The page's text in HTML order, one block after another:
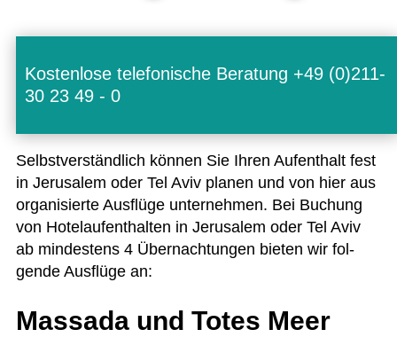
Kostenlose telefonische Beratung +49 (0)211-
30 23 49 - 0
Selbst­ver­ständ­lich kön­nen Sie Ihren Auf­ent­halt fest
in Jeru­sa­lem oder Tel Aviv pla­nen und von hier aus
orga­ni­sierte Aus­flüge unter­neh­men. Bei Buchung
von Hotel­auf­ent­hal­ten in Jeru­sa­lem oder Tel Aviv
ab min­des­tens 4 Über­nach­tun­gen bie­ten wir fol­
gende Aus­flüge an:
Massada und Totes Meer